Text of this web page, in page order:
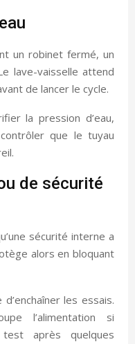
un robinet fermé, un
lave-vaisselle attend
de lancer le cycle.
la pression d’eau,
que le tuyau
de sécurité
sécurité interne a
alors en bloquant
les essais.
l’alimentation si
après quelques